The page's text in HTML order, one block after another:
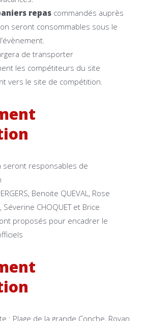
repas commandés auprès
seront consommables sous le
de transporter
les compétiteurs du site
vers le site de compétition.
seront responsables de
Benoite QUEVAL, Rose
Séverine CHOQUET et Brice
proposés pour encadrer le
: Plage de la grande Conche, Royan